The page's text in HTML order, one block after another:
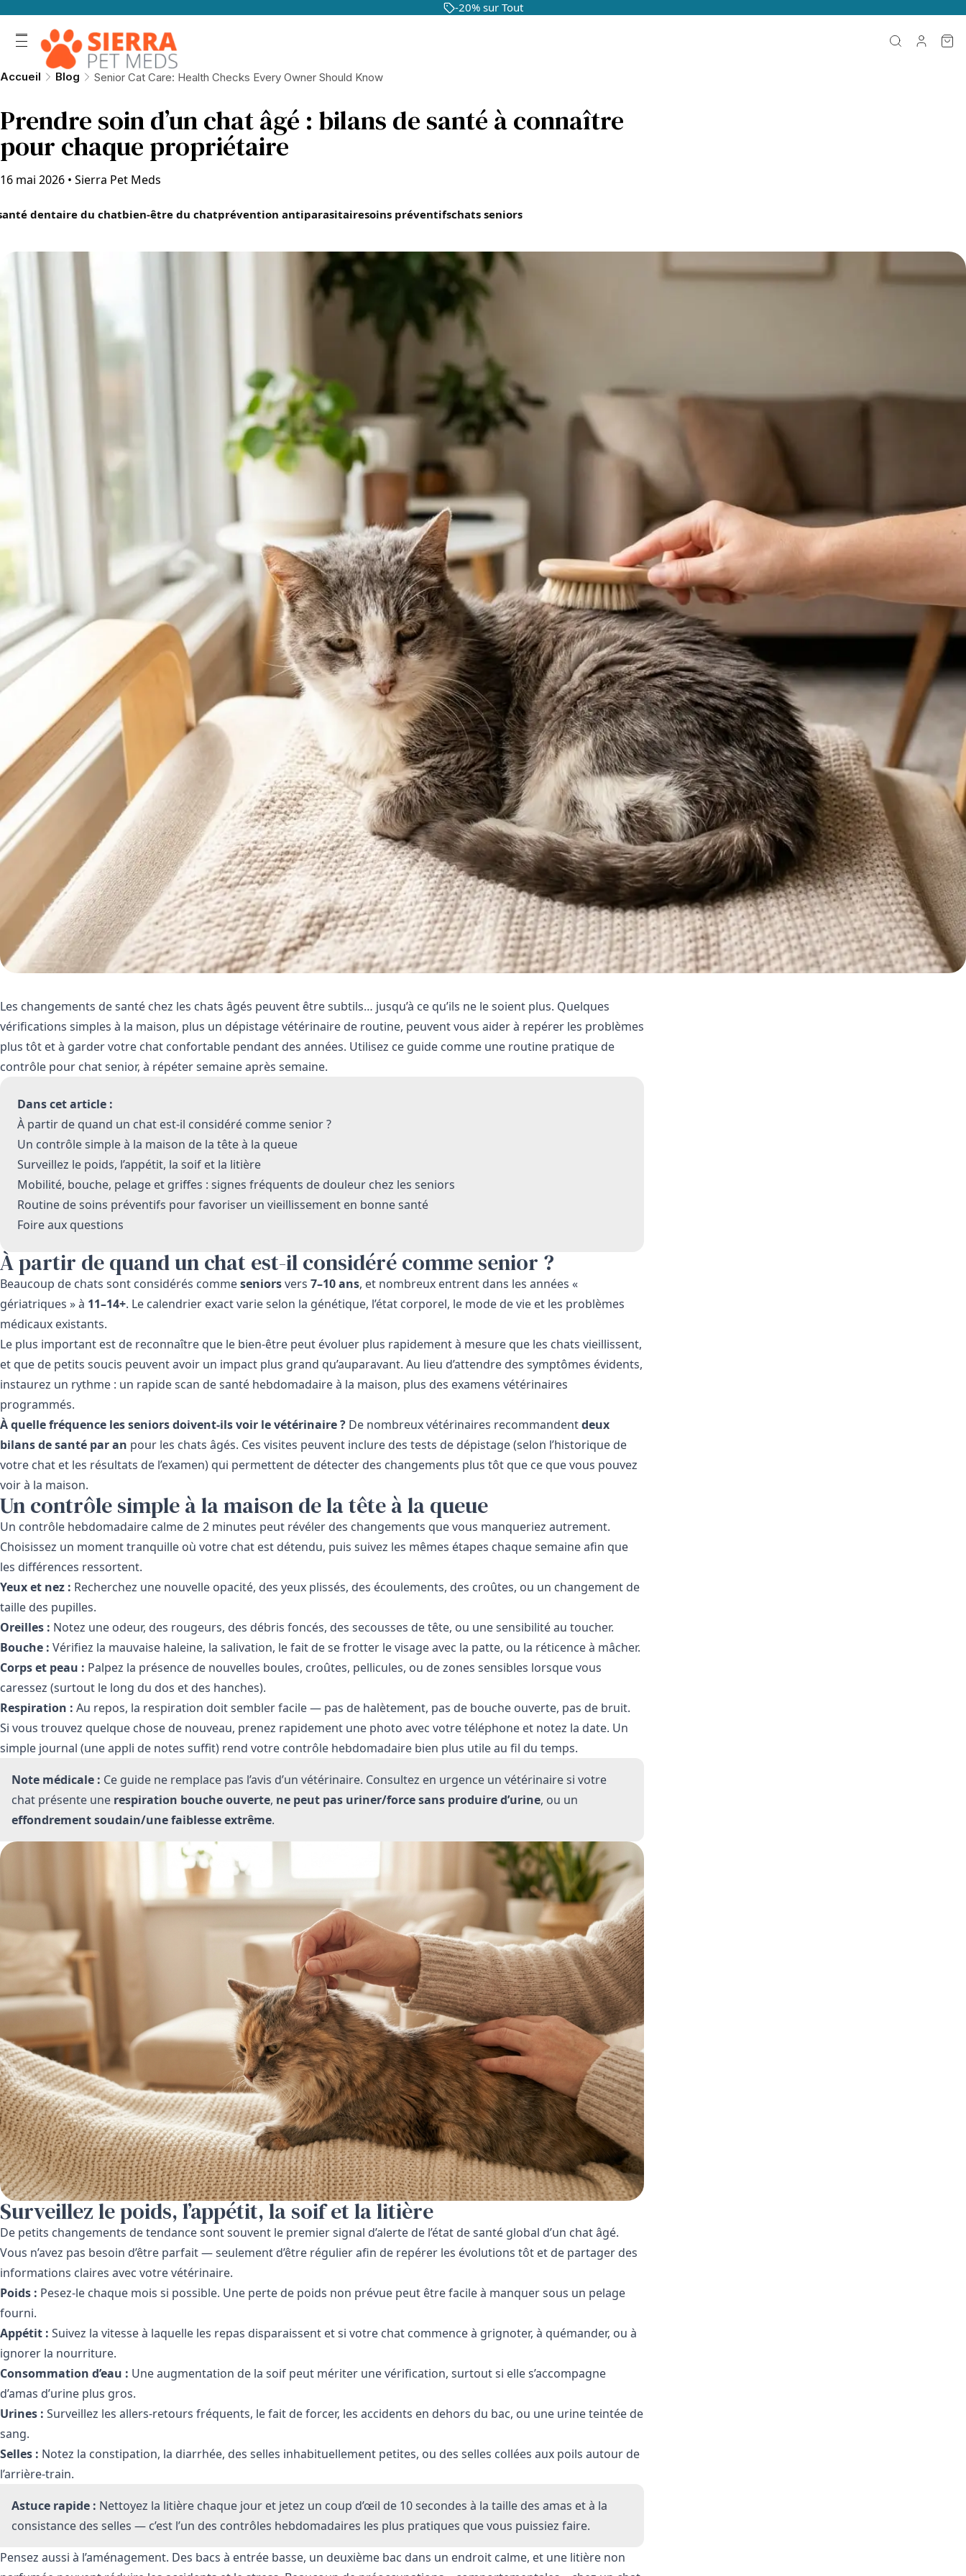
-20% sur Tout
Accueil Blog Senior Cat Care: Health Checks Every Owner Should Know
Prendre soin d’un chat âgé : bilans de santé à connaître
pour chaque propriétaire
16 mai 2026 • Sierra Pet Meds
dentaire du chatbien-être du chatprévention antiparasitairesoins préventifschats seniors
Les changements de santé chez les chats âgés peuvent être subtils… jusqu’à ce qu’ils ne le soient plus. Quelques
vérifications simples à la maison, plus un dépistage vétérinaire de routine, peuvent vous aider à repérer les problèmes
plus tôt et à garder votre chat confortable pendant des années. Utilisez ce guide comme une routine pratique de
contrôle pour chat senior, à répéter semaine après semaine.
Dans cet article :
À partir de quand un chat est-il considéré comme senior ?
Un contrôle simple à la maison de la tête à la queue
Surveillez le poids, l’appétit, la soif et la litière
Mobilité, bouche, pelage et griffes : signes fréquents de douleur chez les seniors
Routine de soins préventifs pour favoriser un vieillissement en bonne santé
Foire aux questions
À partir de quand un chat est-il considéré comme senior ?
Beaucoup de chats sont considérés commeseniorsvers 7–10 ans, et nombreux entrent dans les années «
gériatriques » à 11–14+. Le calendrier exact varie selon la génétique, l’état corporel, le mode de vie et les problèmes
médicaux existants.
Le plus important est de reconnaître que le bien-être peut évoluer plus rapidement à mesure que les chats vieillissent,
et que de petits soucis peuvent avoir un impact plus grand qu’auparavant. Au lieu d’attendre des symptômes évidents,
instaurez un rythme : un rapide scan de santé hebdomadaire à la maison, plus des examens vétérinaires
programmés.
À quelle fréquence les seniors doivent-ils voir le vétérinaire ? De nombreux vétérinaires recommandentdeux
bilans de santé par an pour les chats âgés. Ces visites peuvent inclure des tests de dépistage (selon l’historique de
votre chat et les résultats de l’examen) qui permettent de détecter des changements plus tôt que ce que vous pouvez
voir à la maison.
Un contrôle simple à la maison de la tête à la queue
Un contrôle hebdomadaire calme de 2 minutes peut révéler des changements que vous manqueriez autrement.
Choisissez un moment tranquille où votre chat est détendu, puis suivez les mêmes étapes chaque semaine afin que
les différences ressortent.
Yeux et nez : Recherchez une nouvelle opacité, des yeux plissés, des écoulements, des croûtes, ou un changement de
taille des pupilles.
Oreilles : Notez une odeur, des rougeurs, des débris foncés, des secousses de tête, ou une sensibilité au toucher.
Bouche : Vérifiez la mauvaise haleine, la salivation, le fait de se frotter le visage avec la patte, ou la réticence à mâcher.
Corps et peau : Palpez la présence de nouvelles boules, croûtes, pellicules, ou de zones sensibles lorsque vous
caressez (surtout le long du dos et des hanches).
Respiration : Au repos, la respiration doit sembler facile — pas de halètement, pas de bouche ouverte, pas de bruit.
Si vous trouvez quelque chose de nouveau, prenez rapidement une photo avec votre téléphone et notez la date. Un
simple journal (une appli de notes suffit) rend votre contrôle hebdomadaire bien plus utile au fil du temps.
Note médicale : Ce guide ne remplace pas l’avis d’un vétérinaire. Consultez en urgence un vétérinaire si votre
chat présente une respiration bouche ouverte, ne peut pas uriner/force sans produire d’urine, ou un
effondrement soudain/une faiblesse extrême.
Surveillez le poids, l’appétit, la soif et la litière
De petits changements de tendance sont souvent le premier signal d’alerte de l’état de santé global d’un chat âgé.
Vous n’avez pas besoin d’être parfait — seulement d’être régulier afin de repérer les évolutions tôt et de partager des
informations claires avec votre vétérinaire.
Poids : Pesez-le chaque mois si possible. Une perte de poids non prévue peut être facile à manquer sous un pelage
fourni.
Appétit : Suivez la vitesse à laquelle les repas disparaissent et si votre chat commence à grignoter, à quémander, ou à
ignorer la nourriture.
Consommation d’eau : Une augmentation de la soif peut mériter une vérification, surtout si elle s’accompagne
d’amas d’urine plus gros.
Urines : Surveillez les allers-retours fréquents, le fait de forcer, les accidents en dehors du bac, ou une urine teintée de
sang.
Selles : Notez la constipation, la diarrhée, des selles inhabituellement petites, ou des selles collées aux poils autour de
l’arrière-train.
Astuce rapide : Nettoyez la litière chaque jour et jetez un coup d’œil de 10 secondes à la taille des amas et à la
consistance des selles — c’est l’un des contrôles hebdomadaires les plus pratiques que vous puissiez faire.
Pensez aussi à l’aménagement. Des bacs à entrée basse, un deuxième bac dans un endroit calme, et une litière non